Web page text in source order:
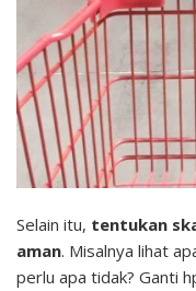
Selain itu, tentukan
aman. Misalnya lihat
perlu apa tidak? Ganti